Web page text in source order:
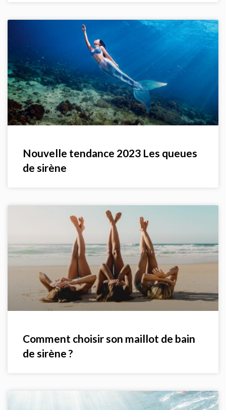
Nouvelle tendance 2023 Les queues
de sirène
Comment choisir son maillot de bain
de sirène ?